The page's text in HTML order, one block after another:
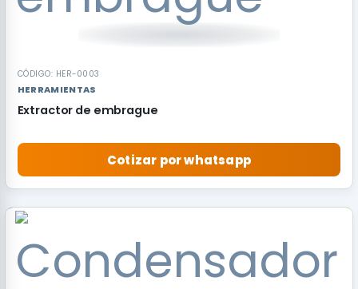
CÓDIGO: HER-0003
HERRAMIENTAS
Extractor de embrague
Cotizar por whatsapp
RECOMENDADO